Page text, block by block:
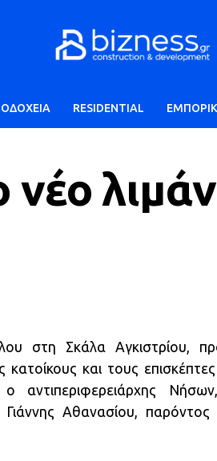
RESIDENTIAL
νέο
στη Σκάλα Αγκιστρίου,
και τους
αντιπεριφερειάρχης
Αθανασίου,